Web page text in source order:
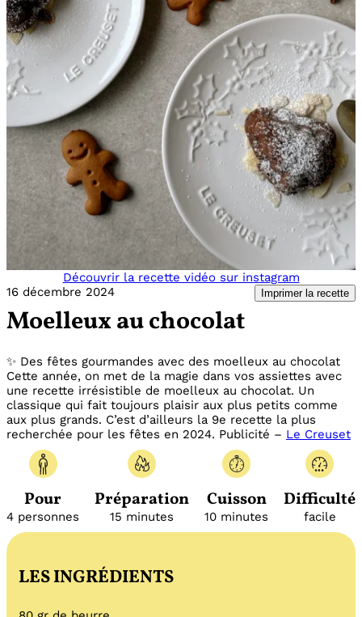
Découvrir la recette vidéo sur instagram
16 décembre 2024
Imprimer la recette
Moelleux au chocolat
✨ Des fêtes gourmandes avec des moelleux au chocolat
Cette année, on met de la magie dans vos assiettes avec
une recette irrésistible de moelleux au chocolat. Un
classique qui fait toujours plaisir aux plus petits comme
aux plus grands. C’est d’ailleurs la 9e recette la plus
recherchée pour les fêtes en 2024. Publicité – Le Creuset
Pour
4 personnes
Préparation
15 minutes
Cuisson
10 minutes
Difficulté
facile
LES INGRÉDIENTS